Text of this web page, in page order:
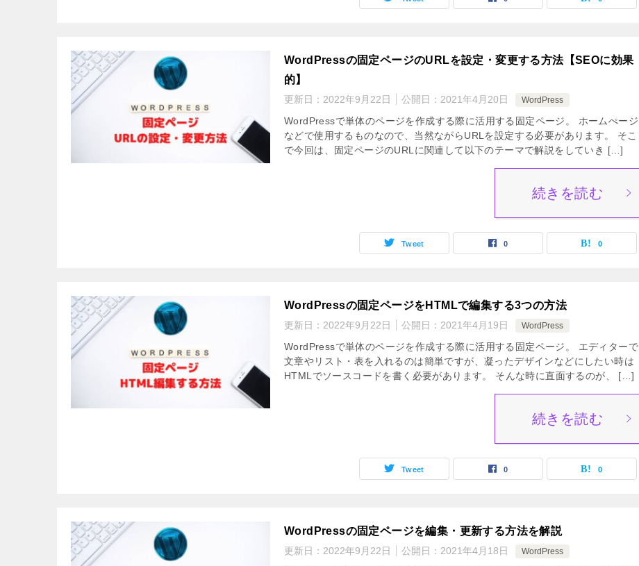
WordPressの固定ページのURLを設定・変更する方法【SEOに効果
的】
更新日： 2022年9月22日 公開日： 2021年4月20日 WordPress
WordPressで単体のページを作成する際に活用する固定ページ。 ホームぺージ
などで使用するものなので、当然ながらURLを設定する必要があります。 そこ
で今回は、固定ページのURLに関連して以下のテーマで解説をしていき […]
続きを読む
Tweet 0 0
WordPressの固定ページをHTMLで編集する3つの方法
更新日： 2022年9月22日 公開日： 2021年4月19日 WordPress
WordPressで単体のページを作成する際に活用する固定ページ。 エディターで
文章やリスト・表を入れるのは簡単ですが、凝ったデザインなどにしたい時は
HTMLでソースコードを書く必要があります。 そんな時に直面するのが、 […]
続きを読む
Tweet 0 0
WordPressの固定ページを編集・更新する方法を解説
更新日： 2022年9月22日 公開日： 2021年4月18日 WordPress